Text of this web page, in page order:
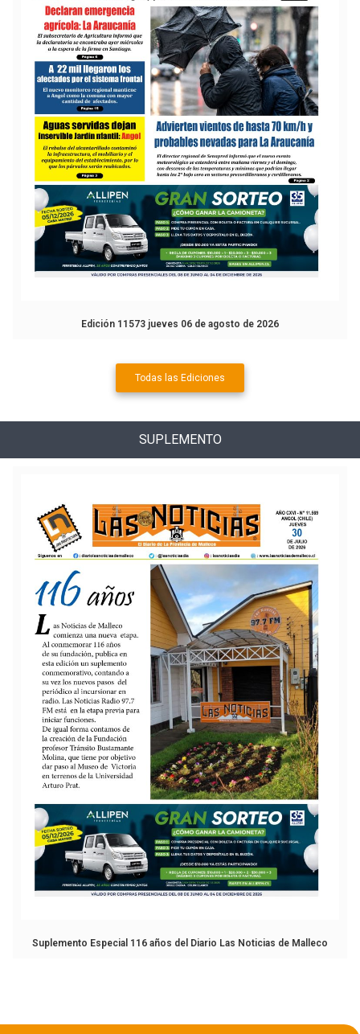
Edición 11573 jueves 06 de agosto de 2026
Todas las Ediciones
SUPLEMENTO
Suplemento Especial 116 años del Diario Las Noticias de Malleco